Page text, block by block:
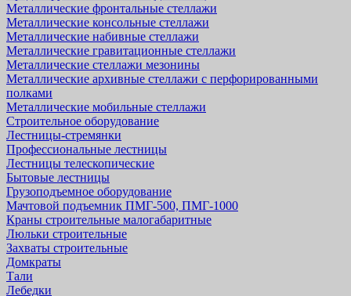
Металлические фронтальные стеллажи
Металлические консольные стеллажи
Металлические набивные стеллажи
Металлические гравитационные стеллажи
Металлические стеллажи мезонины
Металлические архивные стеллажи с перфорированными
полками
Металлические мобильные стеллажи
Строительное оборудование
Лестницы-стремянки
Профессиональные лестницы
Лестницы телескопические
Бытовые лестницы
Грузоподъемное оборудование
Мачтовой подъемник ПМГ-500, ПМГ-1000
Краны строительные малогабаритные
Люльки строительные
Захваты строительные
Домкраты
Тали
Лебедки